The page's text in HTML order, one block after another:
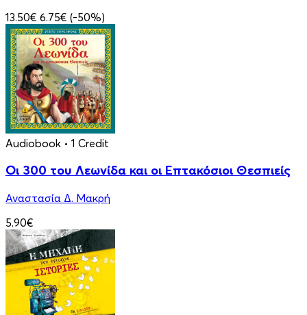
13.50€ 6.75€ (-50%)
Audiobook • 1 Credit
Οι 300 του Λεωνίδα και οι Eπτακόσιοι Θεσπιείς
Αναστασία Δ. Μακρή
5.90€